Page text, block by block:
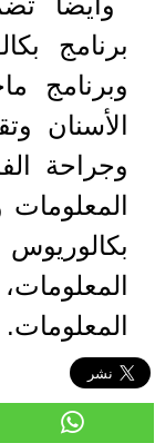
وبرنامج
الأسنان
وجراحة
المعلومات.